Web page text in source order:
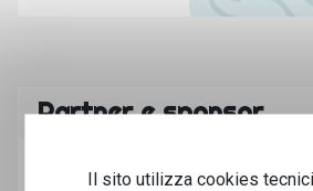
Il sito utilizza cookies
Partner e sponsor